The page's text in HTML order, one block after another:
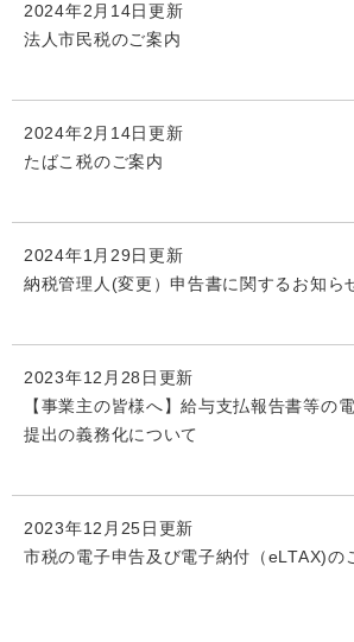
2024年2月14日更新
法人市民税のご案内
2024年2月14日更新
たばこ税のご案内
2024年1月29日更新
納税管理人(変更）申告書に関するお知ら
2023年12月28日更新
【事業主の皆様へ】給与支払報告書等の
提出の義務化について
2023年12月25日更新
市税の電子申告及び電子納付（eLTAX)の